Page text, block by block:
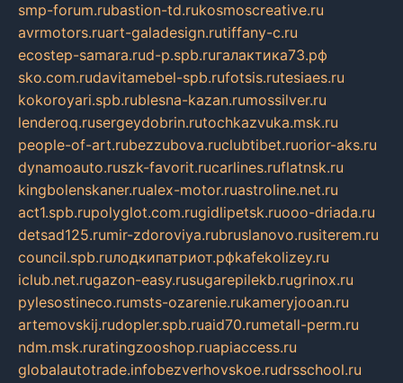
smp-forum.rubastion-td.rukosmoscreative.ru
avrmotors.ruart-galadesign.rutiffany-c.ru
ecostep-samara.rud-p.spb.ruгалактика73.рф
sko.com.rudavitamebel-spb.rufotsis.rutesiaes.ru
kokoroyari.spb.rublesna-kazan.rumossilver.ru
lenderoq.rusergeydobrin.rutochkazvuka.msk.ru
people-of-art.rubezzubova.ruclubtibet.ruorior-aks.ru
dynamoauto.ruszk-favorit.rucarlines.ruflatnsk.ru
kingbolenskaner.rualex-motor.ruastroline.net.ru
act1.spb.rupolyglot.com.rugidlipetsk.ruooo-driada.ru
detsad125.rumir-zdoroviya.rubruslanovo.rusiterem.ru
council.spb.ruлодкипатриот.рфkafekolizey.ru
iclub.net.rugazon-easy.rusugarepilekb.rugrinox.ru
pylesostineco.rumsts-ozarenie.rukameryjooan.ru
artemovskij.rudopler.spb.ruaid70.rumetall-perm.ru
ndm.msk.ruratingzooshop.ruapiaccess.ru
globalautotrade.infobezverhovskoe.rudrsschool.ru